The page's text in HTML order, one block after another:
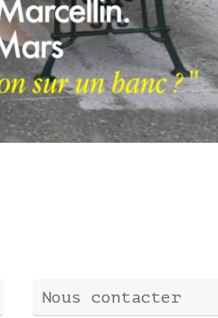
Nous contacter